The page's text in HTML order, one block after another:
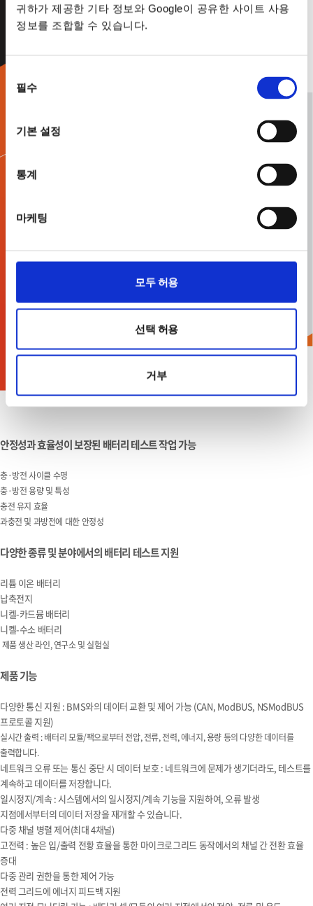
귀하가 제공한 기타 정보와 Google이 공유한 사이트 사용
정보를 조합할 수 있습니다.
선택
필수
기본 설정
통계
마케팅
모두 허용
선택 허용
거부
안정성과 효율성이 보장된 ​배터리 테스트 작업 가능
충·​방전 사이클 수명
충·방전 용량 및 특성
충전 유지 효율
과충전 및 과방전에 대한 안정성
다양한 종류 및 분야에서의 배터리 테스트 지원
리튬 이온 배터리
납축전지
니켈-카드뮴 배터리
니켈-수소 배터리
제품 생산 라인, 연구소 및 실험실
제품 기능
다양한 통신 지원 : BMS와의 데이터 교환 및 제어 가능 (CAN, ModBUS, NSModBUS
프로토콜 지원)
실시간 출력 : 배터리 모듈/팩으로부터 전압, 전류, 전력, 에너지, 용량 등의 다양한 데이터를
출력합니다.
네트워크 오류 또는 통신 중단 시 데이터 보호 : 네트워크에 문제가 생기더라도, 테스트를
계속하고 데이터를 저장합니다.
일시정지/계속 : 시스템에서의 일시정지/계속 기능을 지원하여, 오류 발생
지점에서부터의 데이터 저장을 재개할 수 있습니다.
다중 채널 병렬 제어(최대 4채널)
고전력 : 높은 입/출력 전황 효율을 통한 마이크로그리드 동작에서의 채널 간 전환 효율
증대
다중 관리 권한을 통한 제어 가능
전력 그리드에 에너지 피드백 지원